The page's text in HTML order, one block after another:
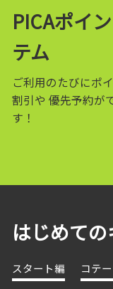
PICAポイ
テム
ご利用のたびにポ
割引や 優先予約が
す！
はじめての
スタート編
コテ